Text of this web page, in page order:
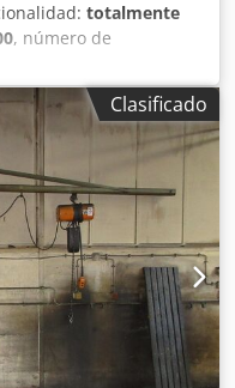
totalmente
, número de
técnicos: Csdpfxsxdvk
ABUS LS, capacidad
completo: 1000 kg /
de la viga: aprox. 2,55
gancho: aprox. 2,15 m
de anclaje, diámetro
GM 1000 kg Giro
y disponible de
Disponemos de
kg, consulte Ver fotos
solo previo
Clasificado